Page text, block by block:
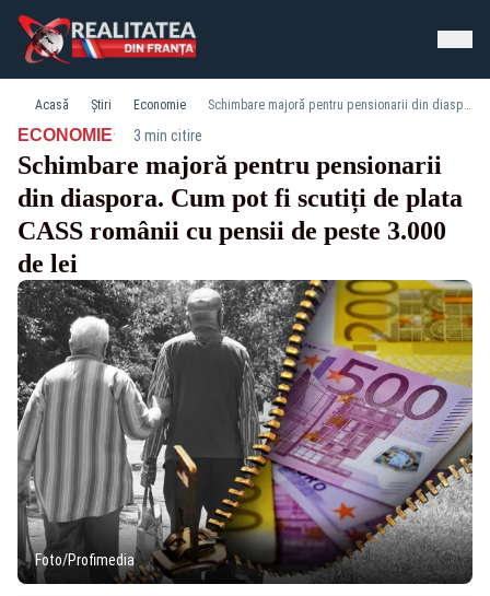
Acasă Știri Economie Schimbare majoră pentru pensionarii din diaspora. Cum pot fi scutiți de plata CASS românii cu pensii de peste 3.000 de lei
ECONOMIE· 3 min citire
Schimbare majoră pentru pensionarii
din diaspora. Cum pot fi scutiți de plata
CASS românii cu pensii de peste 3.000
de lei
Foto/Profimedia